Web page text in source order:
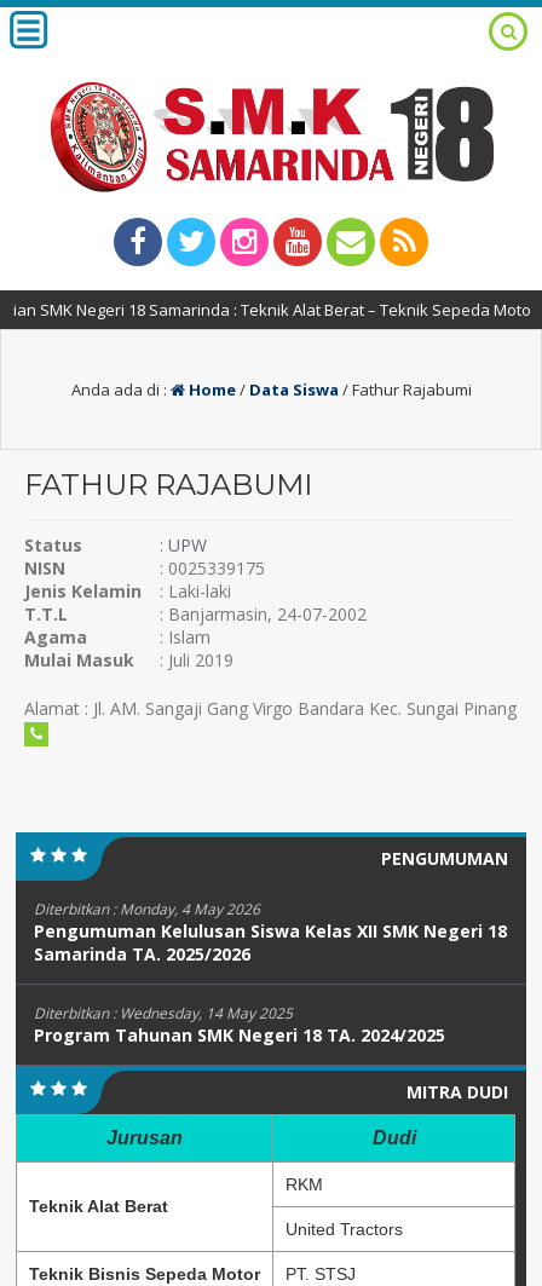
Negeri 18 Samarinda : Teknik Alat Berat – Teknik Sepeda Motor
Anda ada di : Home/ Data Siswa /Fathur Rajabumi
FATHUR RAJABUMI
Status : UPW
NISN
: 0025339175
Jenis Kelamin
: Laki-laki
T.T.L
: Banjarmasin, 24-07-2002
Agama
: Islam
Mulai Masuk
: Juli 2019
Alamat : Jl. AM. Sangaji Gang Virgo Bandara Kec. Sungai Pinang
PENGUMUMAN
Diterbitkan :Monday, 4 May 2026
Pengumuman Kelulusan Siswa Kelas XII SMK Negeri 18
Samarinda TA. 2025/2026
Diterbitkan : Wednesday, 14 May 2025
Program Tahunan SMK Negeri 18 TA. 2024/2025
MITRA DUDI
Jurusan Dudi
Teknik Alat Berat
RKM
United Tractors
Teknik Bisnis Sepeda Motor PT. STSJ